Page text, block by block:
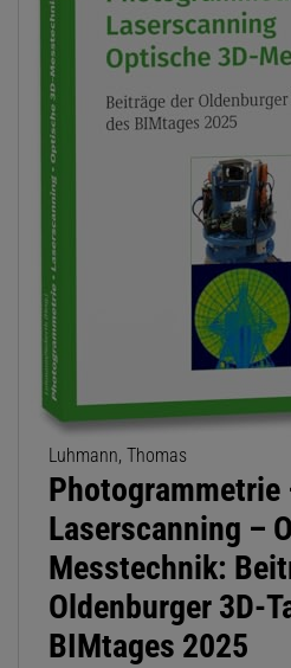
Luhmann, Thomas
Photogrammetrie
Laserscanning –
Messtechnik:
Oldenburger 3D-
BIMtages 2025